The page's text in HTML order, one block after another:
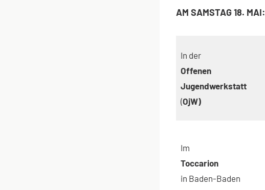
AM SAMSTAG 18. MAI:
In der
Offenen
Jugendwerkstatt
(OjW)
Im
Toccarion
in Baden-Baden